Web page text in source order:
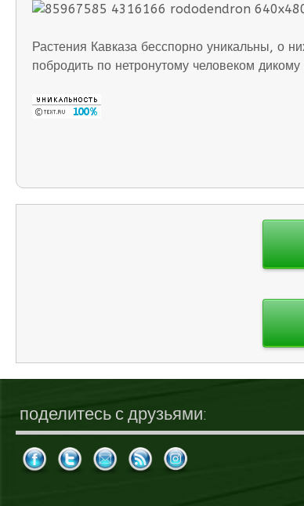
Растения Кавказа бесспорно уникальны, о
побродить по нетронутому человеком
поделитесь с друзьями: